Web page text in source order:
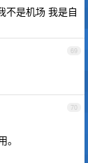
不是机场 我是自
69
70